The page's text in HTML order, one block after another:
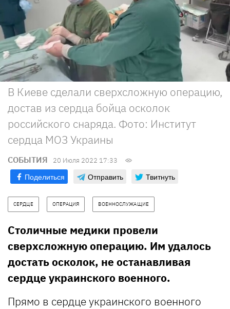
В Киеве сделали сверхсложную операцию,
достав из сердца бойца осколок
российского снаряда. Фото: Институт
сердца МОЗ Украины
СОБЫТИЯ 20 Июля 2022 17:33
Поделиться Отправить Твитнуть
СЕРДЦЕ ОПЕРАЦИЯ ВОЕННОСЛУЖАЩИЕ
Столичные медики провели
сверхсложную операцию. Им удалось
достать осколок, не останавливая
сердце украинского военного.
Прямо в сердце украинского военного